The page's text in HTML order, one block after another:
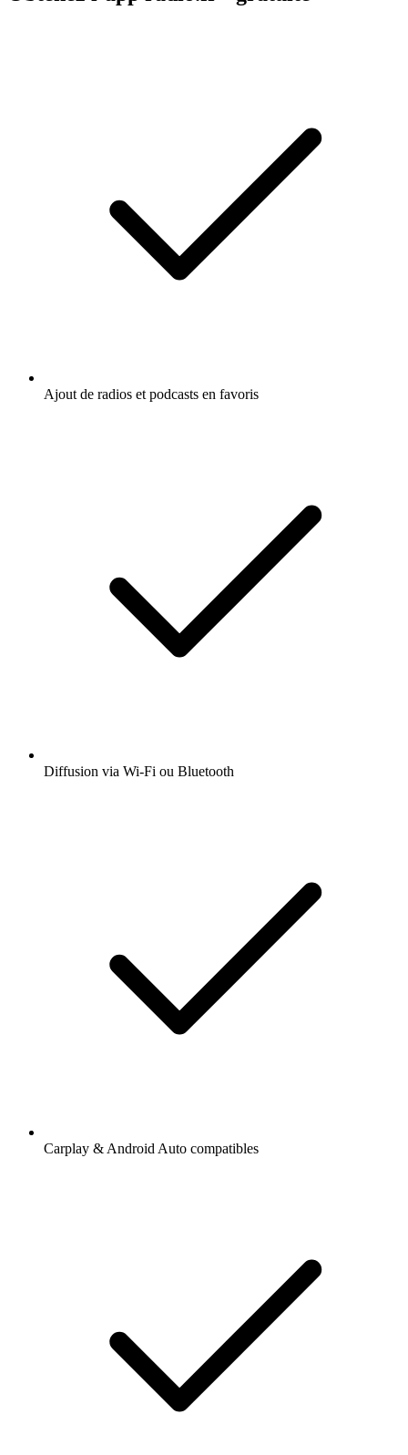
Ajout de radios et podcasts en favoris
Diffusion via Wi-Fi ou Bluetooth
Carplay & Android Auto compatibles